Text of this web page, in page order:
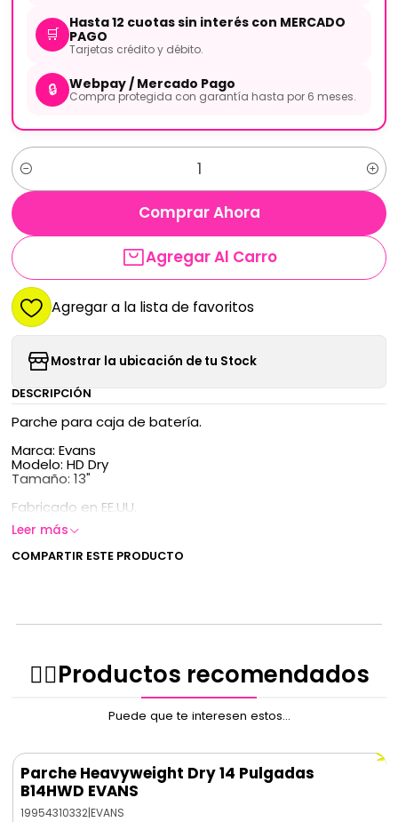
🛒
Hasta 12 cuotas sin interés con MERCADO
PAGO
Tarjetas crédito y débito.
🔒 Webpay / Mercado Pago
Compra protegida con garantía hasta por 6 meses.
Cantidad
Agregar Al Carro
Comprar Ahora
Agregar a la lista de favoritos
Mostrar la ubicación de tu Stock
DESCRIPCIÓN
Parche para caja de batería.
Marca: Evans
Modelo: HD Dry
Tamaño: 13"
Fabricado en EE.UU.
Leer más
COMPARTIR ESTE PRODUCTO
✌🏻️Productos recomendados
Puede que te interesen estos...
Parche Heavyweight Dry 14 Pulgadas
B14HWD EVANS
19954310332|EVANS